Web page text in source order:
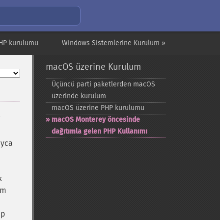
Windows Sistemlerine Kurulum »
kurulumu
macOS üzerine Kurulum
Üçüncü parti paketlerden macOS
üzerinde kurulum
macOS üzerine PHP kurulumu
macOS Monterey öncesinde
dağıtımla gelen PHP Kullanımı